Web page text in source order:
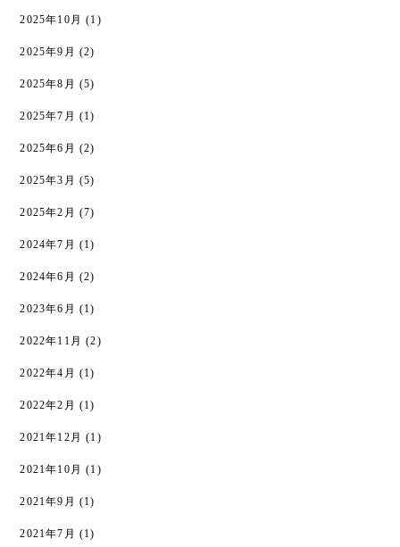
2025年10月 (1)
2025年9月 (2)
2025年8月 (5)
2025年7月 (1)
2025年6月 (2)
2025年3月 (5)
2025年2月 (7)
2024年7月 (1)
2024年6月 (2)
2023年6月 (1)
2022年11月 (2)
2022年4月 (1)
2022年2月 (1)
2021年12月 (1)
2021年10月 (1)
2021年9月 (1)
2021年7月 (1)